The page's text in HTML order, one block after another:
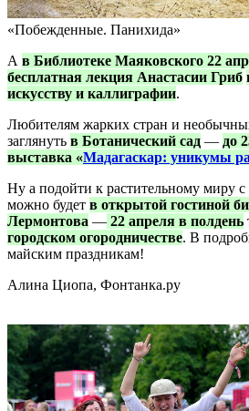
«Побежденные. Панихида»
А в Библиотеке Маяковского 22
бесплатная лекция Анастасии Гриб
искусству и каллиграфии.
Любителям жарких стран и
заглянуть в Ботанический сад — до
выставка «Мадагаскар: уникумы
Ну а подойти к растительному миру
можно будет в открытой гостиной
Лермонтова — 22 апреля в полдень
городском огородничестве. В
майским праздникам!
Алина Циопа, Фонтанка.ру